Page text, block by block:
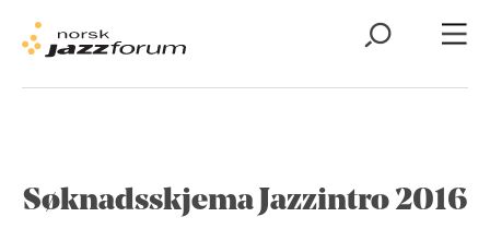
Søknadsskjema Jazzintro 2016